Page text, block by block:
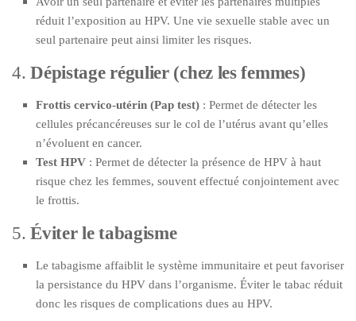
réduit l’exposition au HPV. Une vie sexuelle stable avec un
seul partenaire peut ainsi limiter les risques.
4.Dépistage régulier (chez les femmes)
Frottis cervico-utérin (Pap test) : Permet de détecter les
cellules précancéreuses sur le col de l’utérus avant qu’elles
n’évoluent en cancer.
Test HPV : Permet de détecter la présence de HPV à haut
risque chez les femmes, souvent effectué conjointement avec
le frottis.
5.Éviter le tabagisme
Le tabagisme affaiblit le système immunitaire et peut favoriser
la persistance du HPV dans l’organisme. Éviter le tabac réduit
donc les risques de complications dues au HPV.